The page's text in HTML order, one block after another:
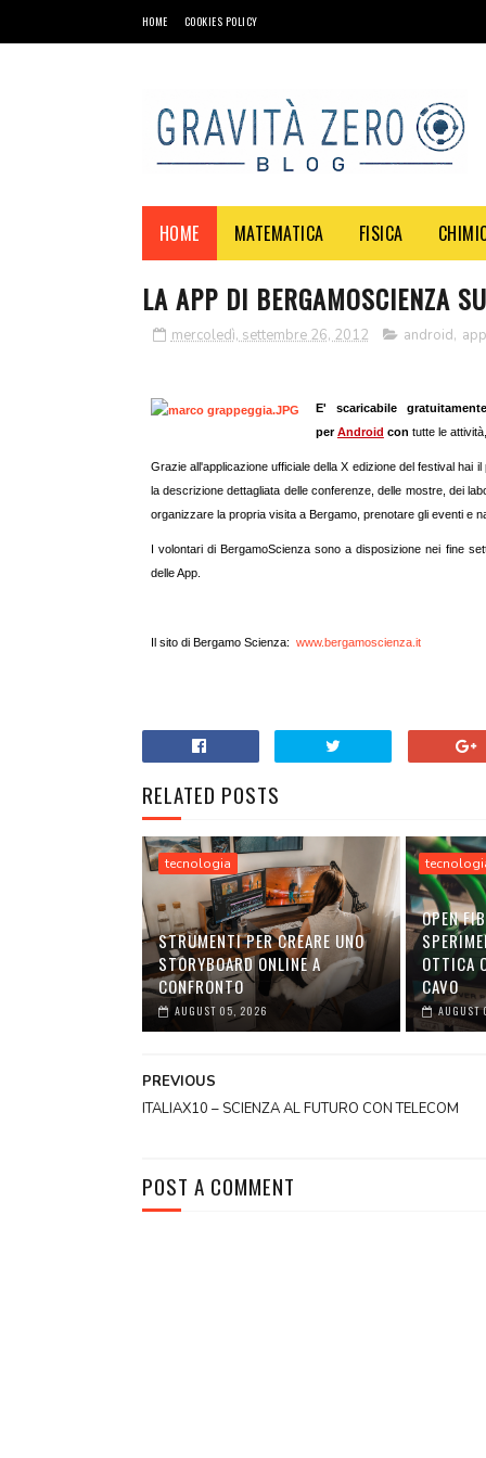
HOME COOKIES POLICY
HOME MATEMATICA FISICA
LA APP DI BERGAMOSCIENZA
mercoledì, settembre 26, 2012 android, app
E' scaricabile
perAndroid con tutte le
Grazie all'applicazione ufficiale della X edizione del festival hai
la descrizione dettagliata delle conferenze, delle mostre, dei
organizzare la propria visita a Bergamo, prenotare gli eventi e
I volontari di BergamoScienza sono a disposizione nei fine
delle App.
Il sito di Bergamo Scienza: www.bergamoscienza.it
RELATED POSTS
tecnologia
STRUMENTI PER CREARE UNO
STORYBOARD ONLINE A
CONFRONTO
AUGUST 05, 2026
OPEN
OTTICA
CAVO
PREVIOUS
ITALIAX10 – SCIENZA AL FUTURO CON TELECOM
POST A COMMENT